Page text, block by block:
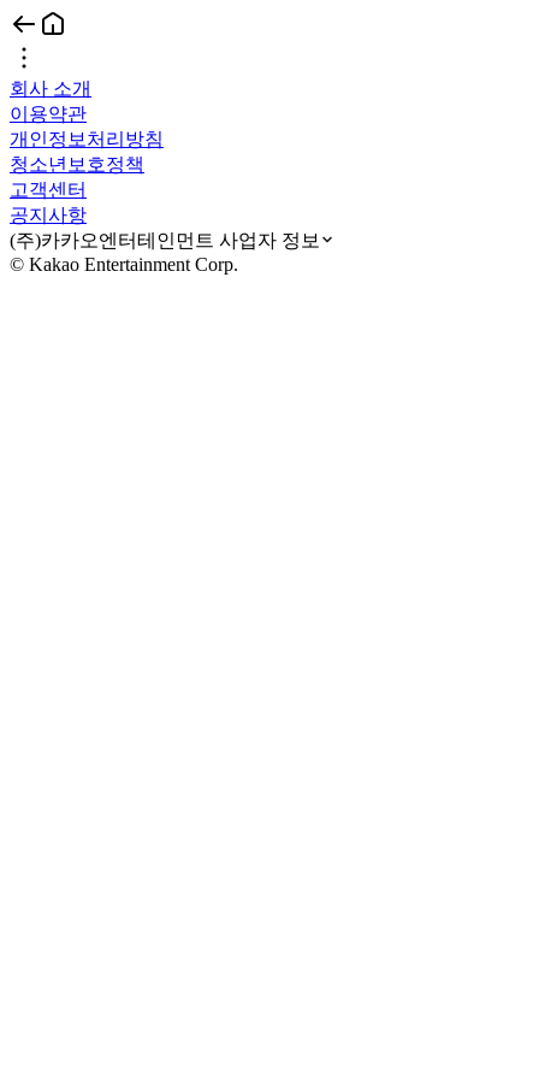
회사 소개
이용약관
개인정보처리방침
청소년보호정책
고객센터
공지사항
(주)카카오엔터테인먼트 사업자 정보
© Kakao Entertainment Corp.